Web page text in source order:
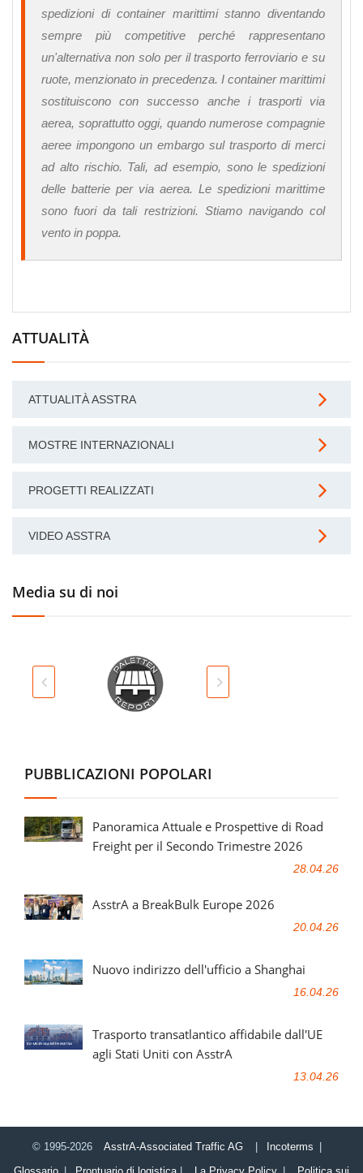
spedizioni di container marittimi stanno diventando
sempre più competitive perché rappresentano
un'alternativa non solo per il trasporto ferroviario e su
ruote, menzionato in precedenza. I container marittimi
sostituiscono con successo anche i trasporti via
aerea, soprattutto oggi, quando numerose compagnie
aeree impongono un embargo sul trasporto di merci
ad alto rischio. Tali, ad esempio, sono le spedizioni
delle batterie per via aerea. Le spedizioni marittime
sono fuori da tali restrizioni. Stiamo navigando col
vento in poppa.
ATTUALITÀ
ATTUALITÀ ASSTRA
MOSTRE INTERNAZIONALI
PROGETTI REALIZZATI
VIDEO ASSTRA
Media su di noi
PUBBLICAZIONI POPOLARI
Panoramica Attuale e Prospettive di Road
Freight per il Secondo Trimestre 2026
28.04.26
AsstrA a BreakBulk Europe 2026
20.04.26
Nuovo indirizzo dell'ufficio a Shanghai
16.04.26
Trasporto transatlantico affidabile dall'UE
agli Stati Uniti con AsstrA
13.04.26
© 1995-2026 AsstrA-Associated Traffic AG Incoterms